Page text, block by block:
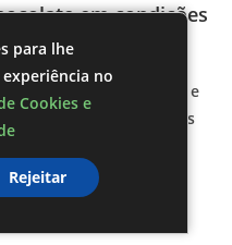
em condições
um local fresco, seco e
evitar umidade e odores
melhorar a
para lhe
no
Cookies e
Rejeitar